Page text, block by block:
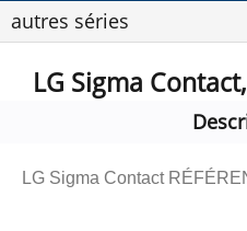
autres séries
LG Sigma
LG Sigma Contact